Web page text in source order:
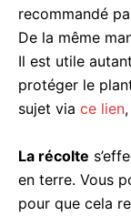
recommandé
De la même
Il est utile
protéger le
sujet via ce lien
La récolte
en terre. Vous
pour que cela